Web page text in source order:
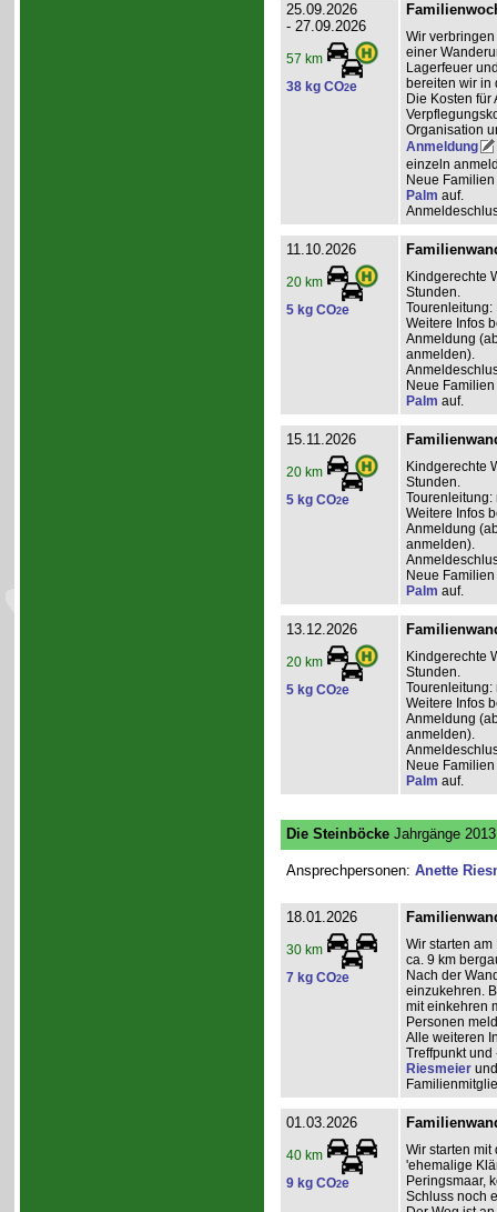
25.09.2026
- 27.09.2026
57 km
38 kg CO2e
Wir
einer
Lagerfeuer
bereiten wir in
Die Kosten
Organisation
Anmeldung
einzeln
Neue
Palm auf.
11.10.2026
20 km
5 kg CO2e
Kindgerechte
Stunden.
Tourenleitung:
Weitere Infos
Anmeldung
anmelden).
Neue
Palm auf.
15.11.2026
20 km
5 kg CO2e
Kindgerechte
Stunden.
Tourenleitung:
Weitere Infos
Anmeldung
anmelden).
Neue
Palm auf.
13.12.2026
20 km
5 kg CO2e
Kindgerechte
Stunden.
Tourenleitung:
Weitere Infos
Anmeldung
anmelden).
Neue
Palm auf.
Die SteinböckeJahrgänge
Ansprechpersonen: Anette
18.01.2026
30 km
7 kg CO2e
Wir starten
ca. 9 km
Nach der
einzukehren.
mit einkehren
Personen
Alle weiteren
Treffpunkt
Riesmeier
01.03.2026
40 km
9 kg CO2e
Wir starten
'ehemalige
Peringsmaar,
Schluss noch